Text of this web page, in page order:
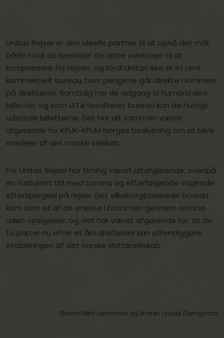
Unitas Rejser er den ideelle partner til at opnå det mål,
både fordi de besidder de rette værktøjer til at
kompensere for rejsen, og fordi Unitas ikke er et rent
kommercielt bureau, hvor pengene går direkte i lommen
på direktøren. Samtidig har de adgang til humanitære
billetter, og som IATA-krediteret bureau kan de hurtigt
udstede billetterne. Det har alt sammen været
afgørende for KFUK-KFUM Norges beslutning om at blive
medejer af det norske selskab.
For Unitas Rejser har timing været altafgørende, ovenpå
en turbulent tid med corona og efterfølgende stigende
efterspørgsel på rejser. Det silkeborgbaserede bureau
kom som et af de eneste i branchen gennem corona
uden opsigelser, og det har været afgørende for, at de
to parter nu efter et års drøftelser kan offentliggøre
etableringen af det norske datterselskab.
Øivind Mehl Landmark og Morten Lysdal Damgaard